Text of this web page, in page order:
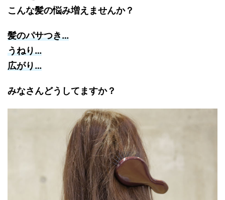
こんな髪の悩み増えませんか？
髪のパサつき…
うねり…
広がり…
みなさんどうしてますか？